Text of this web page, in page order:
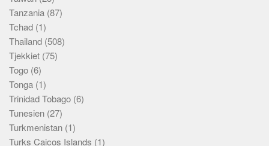
Tanzania (87)
Tchad (1)
Thailand (508)
Tjekkiet (75)
Togo (6)
Tonga (1)
Trinidad Tobago (6)
Tunesien (27)
Turkmenistan (1)
Turks Caicos Islands (1)